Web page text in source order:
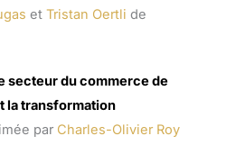
et Tristan Oertli de
secteur du commerce de
la transformation
par Charles-Olivier Roy